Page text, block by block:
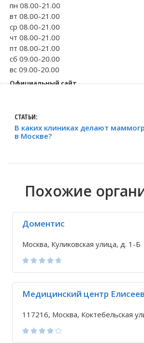
Волгоградская область
Кировоградская область
Восточно-Казахстанская область
пн 08.00-21.00
вт 08.00-21.00
ср 08.00-21.00
чт 08.00-21.00
пт 08.00-21.00
сб 09.00-20.00
вс 09.00-20.00
Официальный сайт
+7 495 357-41-...
+7 495 739-56-...
Исправить неточность
СТАТЬИ:
В каких клиниках делают
в Москве?
Похожие
Доментис
Москва, Куликовская улица, д. 1-Б
Медицинский центр
117216, Москва, Коктебельская